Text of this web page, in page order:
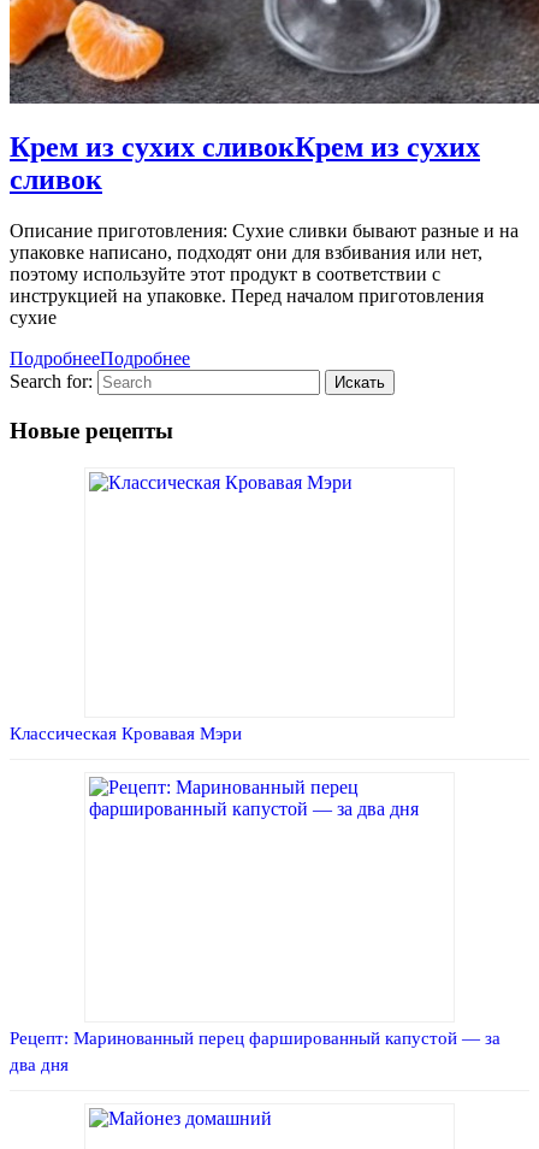
Крем из сухих сливокКрем из сухих
сливок
Описание приготовления: Сухие сливки бывают разные и на
упаковке написано, подходят они для взбивания или нет,
поэтому используйте этот продукт в соответствии с
инструкцией на упаковке. Перед началом приготовления
сухие
ПодробнееПодробнее
Search for:
Новые рецепты
Классическая Кровавая Мэри
Рецепт: Маринованный перец фаршированный капустой — за
два дня